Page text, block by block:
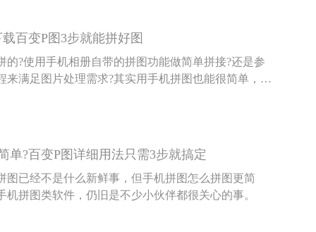
百变P图3步就能拼好图
的?使用手机相册自带的拼图功能做简单拼接?还是参
来满足图片处理需求?其实用手机拼图也能很简单，下
单?百变P图详细用法只需3步就搞定
图已经不是什么新鲜事，但手机拼图怎么拼图更简
机拼图类软件，仍旧是不少小伙伴都很关心的事。